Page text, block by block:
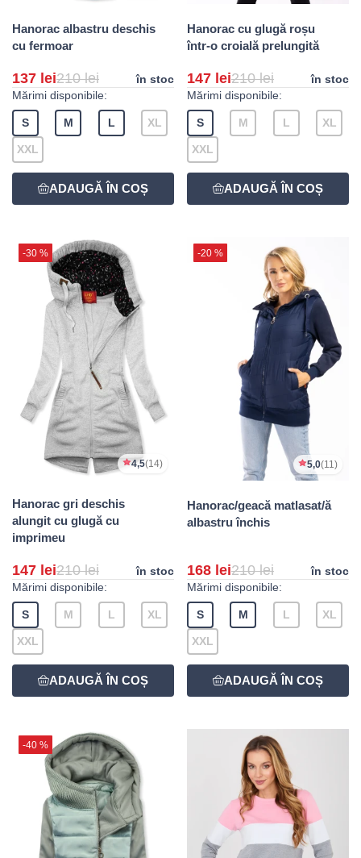
Hanorac albastru deschis
cu fermoar
137 lei210 lei
în stoc
Mărimi disponibile:
S M L XL
XXL
Hanorac cu glugă roșu
într-o croială prelungită
147 lei210 lei
în stoc
Mărimi disponibile:
S M L XL
XXL
-30 %
4,5(14)
Hanorac gri deschis
alungit cu glugă cu
imprimeu
147 lei210 lei
în stoc
Mărimi disponibile:
S M L XL
XXL
-20 %
5,0(11)
Hanorac/geacă matlasat/ă
albastru închis
168 lei210 lei
în stoc
Mărimi disponibile:
S M L XL
XXL
-40 %